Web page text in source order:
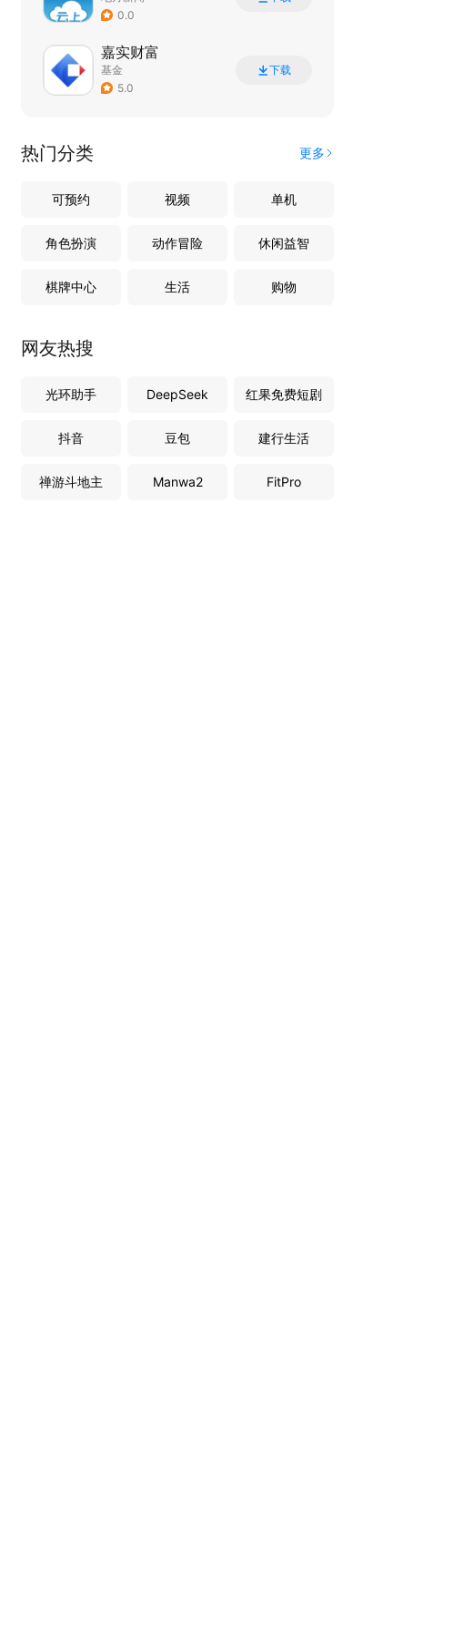
0.0
嘉实财富
基金
5.0
下载
热门分类 更多
可预约 视频 单机
角色扮演 动作冒险 休闲益智
棋牌中心 生活 购物
网友热搜
光环助手 DeepSeek 红果免费短剧
抖音 豆包 建行生活
禅游斗地主 Manwa2 FitPro